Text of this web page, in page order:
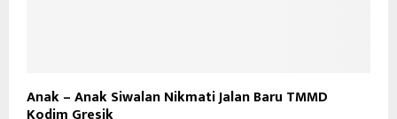
Anak – Anak Siwalan Nikmati Jalan Baru TMMD